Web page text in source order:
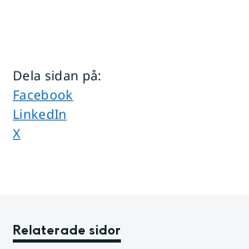
Dela sidan på:
Dela sidan på
Facebook
Dela sidan på
LinkedIn
Dela sidan på
X
Relaterade sidor